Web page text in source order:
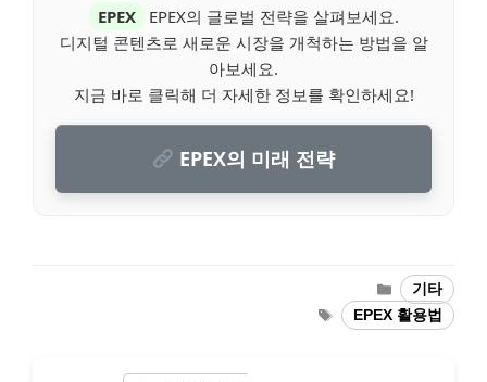
EPEX
EPEX의 글로벌 전략을 살펴보세요.
디지털 콘텐츠로 새로운 시장을 개척하는 방법을 알
아보세요.
지금 바로 클릭해 더 자세한 정보를 확인하세요!
EPEX의 미래 전략
Categories
기타
TagsEPEX 활용법